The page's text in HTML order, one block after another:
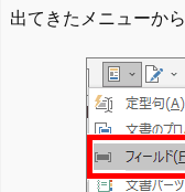
出てきたメニューから